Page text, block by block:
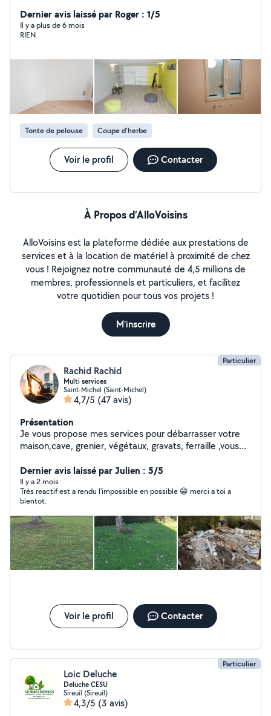
Livraison de Courses, Assistance Informatique, etc...
Dernier avis laissé par Roger : 1/5
Il y a plus de 6 mois
RIEN
Tonte de pelouse Coupe d'herbe
Voir le profil Contacter
À Propos d’AlloVoisins
AlloVoisins est la plateforme dédiée aux prestations de
services et à la location de matériel à proximité de chez
vous ! Rejoignez notre communauté de 4,5 millions de
membres, professionnels et particuliers, et facilitez
votre quotidien pour tous vos projets !
M'inscrire
Particulier
Rachid Rachid
Multi services
Saint-Michel (Saint-Michel)
4,7/5 (47 avis)
Présentation
Je vous propose mes services pour débarrasser votre
maison,cave, grenier, végétaux, gravats, ferraille ,vous
terrassement avec la Mini pelle.....
Dernier avis laissé par Julien : 5/5
Il y a 2 mois
Trés reactif est a rendu l'impossible en possible 😁 merci a toi a
bientot.
Voir le profil Contacter
Particulier
Loic Deluche
Deluche CESU
Sireuil (Sireuil)
4,3/5 (3 avis)